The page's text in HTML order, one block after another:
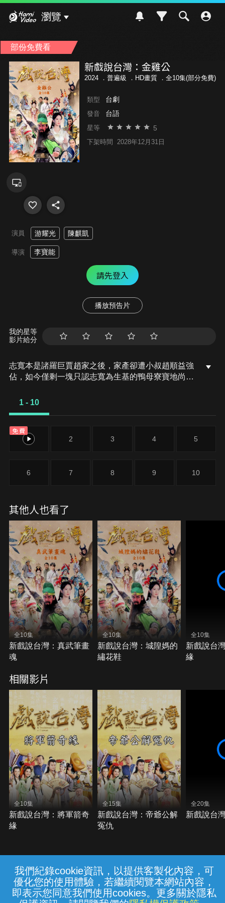
我們紀錄cookie資訊，以提供客製化內容，可
優化您的使用體驗，若繼續閱覽本網站內容，
即表示您同意我們使用cookies。更多關於隱私
瀏覽
部份免費看
新戲說台灣：金雞公
2024 ． 普遍級 ．HD畫質 ．全10集(部分免費)
類型 台劇
發音 台語
星等 5
下架時間 2028年12月31日
演員 游耀光 陳麒凱
導演 李寶能
請先登入
播放預告片
我的星等
影片給分
志寬本是諸羅巨賈趙家之後，家產卻遭小叔趙順益強
佔，如今僅剩一塊只認志寬為生基的鴨母寮寶地尚未
地請來春禾戲團變換生基，志寬試圖從中破壞卻與團
雞巨妖。
1 - 10
免費
1 2 3 4 5
6 7 8 9 10
其他人也看了
全10集
新戲說台灣：真武筆畫
魂
全10集
新戲說台灣：城隍媽的
繡花鞋
全10集
新戲說台
緣
相關影片
全10集
新戲說台灣：將軍箭奇
緣
全15集
新戲說台灣：帝爺公解
冤仇
全20集
新戲說台
常見問題 線上客服 服務條款 隱私權保護
{{notifyMsg}}